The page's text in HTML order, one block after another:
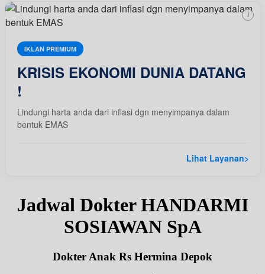
IKLAN PREMIUM
KRISIS EKONOMI DUNIA DATANG
!
Lindungi harta anda dari inflasi dgn menyimpanya dalam
bentuk EMAS
Lihat Layanan>
i
Jadwal Dokter HANDARMI
SOSIAWAN SpA
Dokter Anak Rs Hermina Depok